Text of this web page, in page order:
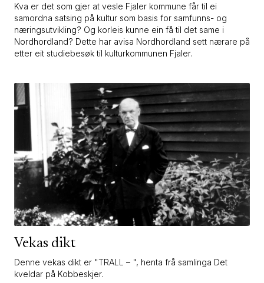
Kva er det som gjer at vesle Fjaler kommune får til ei
samordna satsing på kultur som basis for samfunns- og
næringsutvikling? Og korleis kunne ein få til det same i
Nordhordland? Dette har avisa Nordhordland sett nærare på
etter eit studiebesøk til kulturkommunen Fjaler.
Vekas dikt
Denne vekas dikt er "TRALL – ", henta frå samlinga Det
kveldar på Kobbeskjer.